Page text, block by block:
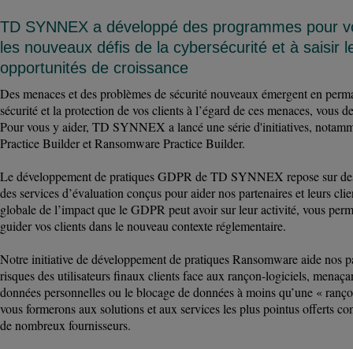
TD SYNNEX a développé des programmes pour
les nouveaux défis de la cybersécurité et à saisir
opportunités de croissance
Des menaces et des problèmes de sécurité nouveaux émergent en
sécurité et la protection de vos clients à l’égard de ces menaces, vous
Pour vous y aider, TD SYNNEX a lancé une série d'initiatives,
Practice Builder et Ransomware Practice Builder.
Le développement de pratiques GDPR de TD SYNNEX repose sur
des services d’évaluation conçus pour aider nos partenaires et leurs
globale de l’impact que le GDPR peut avoir sur leur activité, vous
guider vos clients dans le nouveau contexte réglementaire.
Notre initiative de développement de pratiques Ransomware aide nos
risques des utilisateurs finaux clients face aux rançon-logiciels,
données personnelles ou le blocage de données à moins qu’une «
vous formerons aux solutions et aux services les plus pointus offerts
de nombreux fournisseurs.